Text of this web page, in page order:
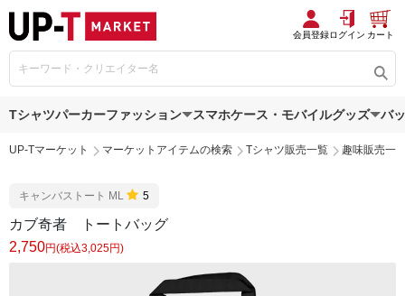
会員登録ログイン カート
Tシャツパーカーファッション スマホケース・モバイルグッズ バ
UP-Tマーケット マーケットアイテムの検索 Tシャツ販売一覧 趣味販売一
キャンバストート ML 5
カブ奇者 トートバッグ
2,750円(税込3,025円)